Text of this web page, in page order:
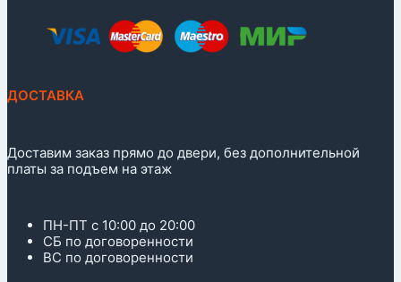
ДОСТАВКА
Доставим заказ прямо до двери, без дополнительной
платы за подъем на этаж
ПН-ПТ с 10:00 до 20:00
СБ по договоренности
ВС по договоренности